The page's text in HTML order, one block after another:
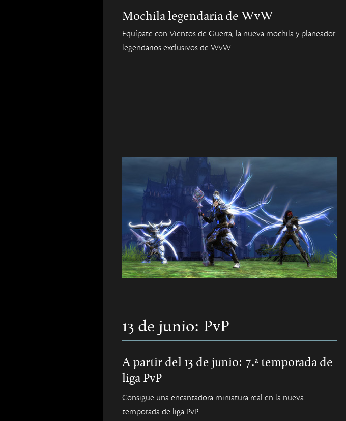
Mochila legendaria de WvW
Equípate con Vientos de Guerra, la nueva mochila y planeador
legendarios exclusivos de WvW.
13 de junio: PvP
A partir del 13 de junio: 7.ª temporada de
liga PvP
Consigue una encantadora miniatura real en la nueva
temporada de liga PvP.